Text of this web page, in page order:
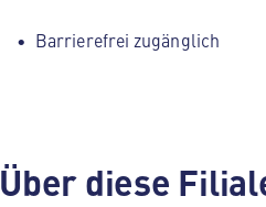
Barrierefrei zugänglich
Über diese